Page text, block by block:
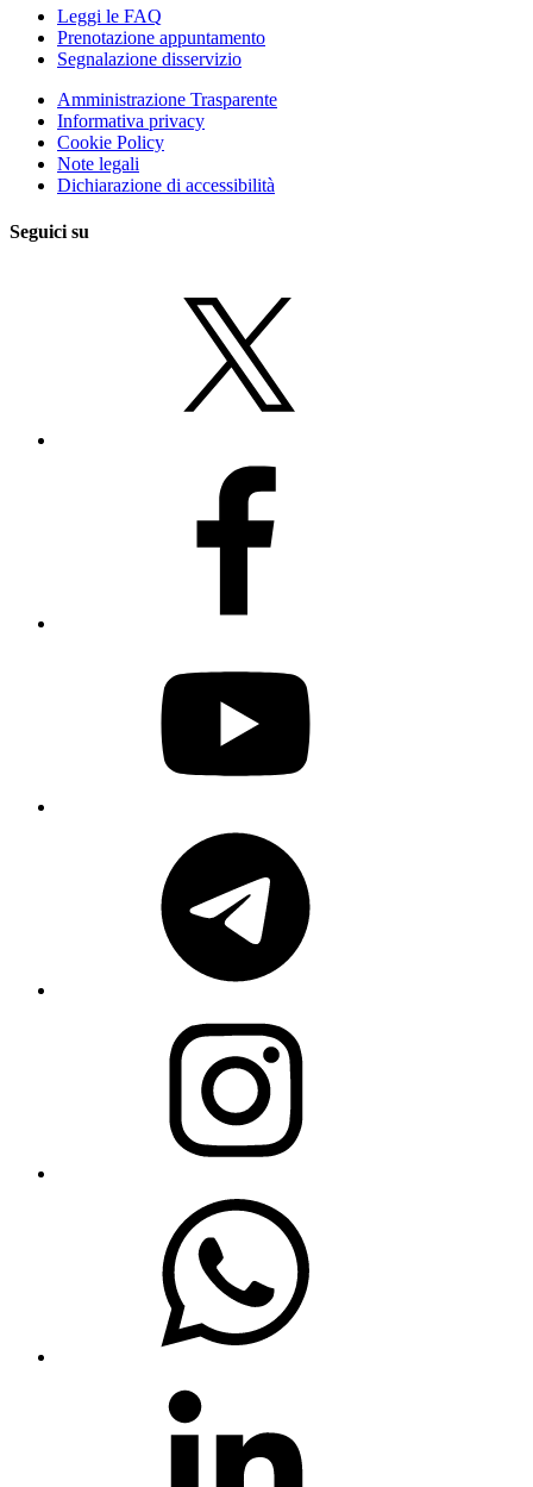
Leggi le FAQ
Prenotazione appuntamento
Segnalazione disservizio
Amministrazione Trasparente
Informativa privacy
Cookie Policy
Note legali
Dichiarazione di accessibilità
Seguici su